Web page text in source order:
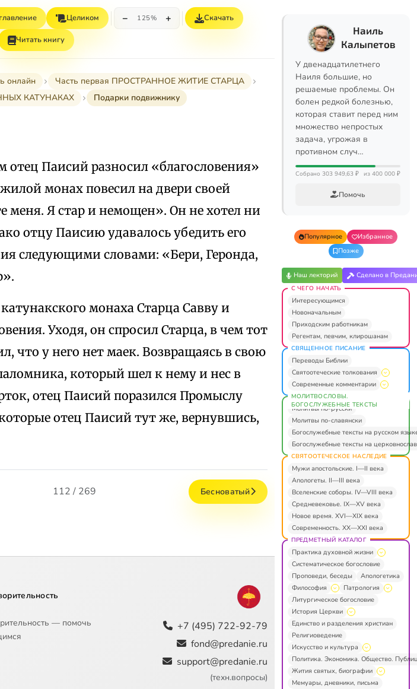
Целиком − 125% + Скачать
Читать книгу
онлайн
Часть первая ПРОСТРАННОЕ ЖИТИЕ СТАРЦА
КАТУНАКАХ
Подарки подвижнику
Паисий разносил «благословения»
монах повесил на двери своей
меня. Я стар и немощен». Он не хотел ни
отцу Паисию удавалось убедить его
следующими словами: «Бери, Геронда,
монаха Старца Савву и
Уходя, он спросил Старца, в чем тот
что у него нет маек. Возвращаясь в свою
который шел к нему и нес в
отец Паисий поразился Промыслу
отец Паисий тут же, вернувшись,
112 / 269 Бесноватый
— помочь
+7 (495) 722-92-79
fond@predanie.ru
support@predanie.ru
(техн.вопросы)
Наиль
Калыпетов
У двенадцатилетнего
Наиля большие, но
решаемые проблемы. Он
болен редкой болезнью,
которая ставит перед ним
множество непростых
задача, угрожая в
противном случ…
Собрано 303 949,63 ₽ из 400 000 ₽
Помочь
Популярное
Избранное
Позже
Наш лекторий Сделано в
С ЧЕГО НАЧАТЬ
Интересующимся
Новоначальным
Приходским работникам
Регентам, певчим, клирошанам
СВЯЩЕННОЕ ПИСАНИЕ
Переводы Библии
Святоотеческие толкования
Современные комментарии
МОЛИТВОСЛОВЫ.
БОГОСЛУЖЕБНЫЕ ТЕКСТЫ
Молитвы по-русски
Молитвы по-славянски
Богослужебные тексты на русском
Богослужебные тексты на
СВЯТООТЕЧЕСКОЕ НАСЛЕДИЕ
Мужи апостольские. I—II века
Апологеты. II—III века
Вселенские соборы. IV—VIII века
Средневековье. IX—XV века
Новое время. XVI—XIX века
Современность. XX—XXI века
ПРЕДМЕТНЫЙ КАТАЛОГ
Практика духовной жизни
Систематическое богословие
Проповеди, беседы
Апологетика
Философия
Патрология
Литургическое богословие
История Церкви
Единство и разделения христиан
Религиоведение
Искусство и культура
Политика. Экономика. Общество.
Жития святых, биографии
Мемуары, дневники, письма